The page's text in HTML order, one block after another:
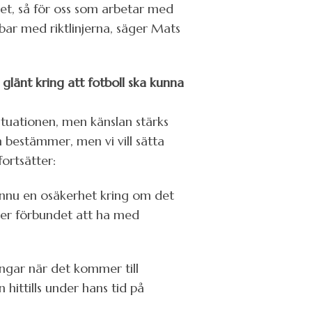
så för oss som arbetar med
med riktlinjerna, säger Mats
kring att fotboll ska kunna
men känslan stärks
men vi vill sätta
en osäkerhet kring om det
förbundet att ha med
när det kommer till
hittills under hans tid på